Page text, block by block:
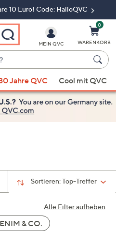
10 Euro! Code: HalloQVC
MEIN QVC
0
WARENKORB
Jahre QVC Cool mit QVC
Sortieren:Top-Treffer
Alle Filter aufheben
& CO.